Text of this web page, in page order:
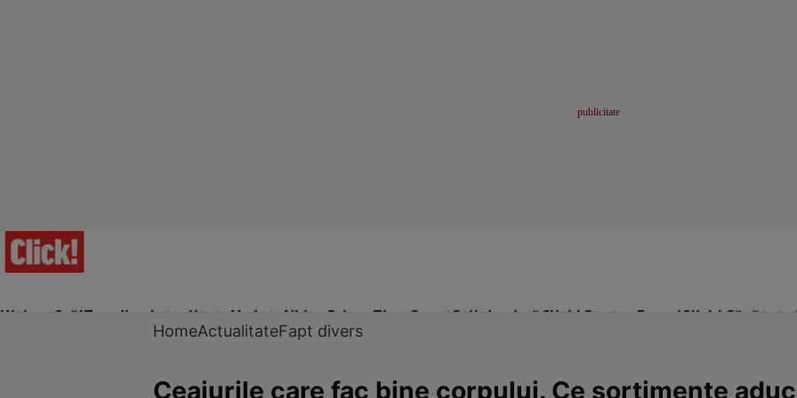
Ultima Oră!Trending Actualitate Vedete Video Prime Time SportStil de viațăClick! Pentru FemeiClick! Sănătate
HomeActualitateFapt divers
Ceaiurile care fac bine corpului. Ce sortimente